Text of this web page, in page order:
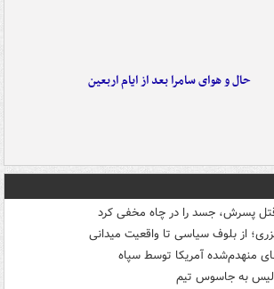
حال و هوای سامرا بعد از ایام اربعین
پسرش، جسد را در چاه مخفی کرد
از بلوف سیاسی تا واقعیت میدانی
منهدم‌شده آمریکا توسط سپاه
به جاسوس تیم